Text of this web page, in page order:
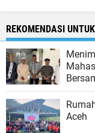
REKOMENDASI
Aceh